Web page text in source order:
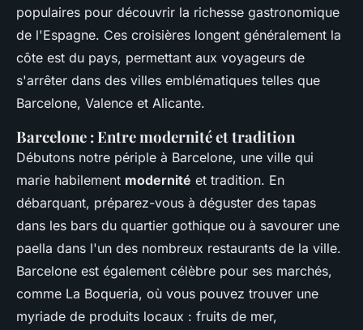
populaires pour découvrir la richesse gastronomique
de l'Espagne. Ces croisières longent généralement la
côte est du pays, permettant aux voyageurs de
s'arrêter dans des villes emblématiques telles que
Barcelone, Valence et Alicante.
Barcelone : Entre modernité et tradition
Débutons notre périple à Barcelone, une ville qui
marie habilement modernité et tradition. En
débarquant, préparez-vous à déguster des tapas
dans les bars du quartier gothique ou à savourer une
paella dans l'un des nombreux restaurants de la ville.
Barcelone est également célèbre pour ses marchés,
comme La Boqueria, où vous pouvez trouver une
myriade de produits locaux : fruits de mer,